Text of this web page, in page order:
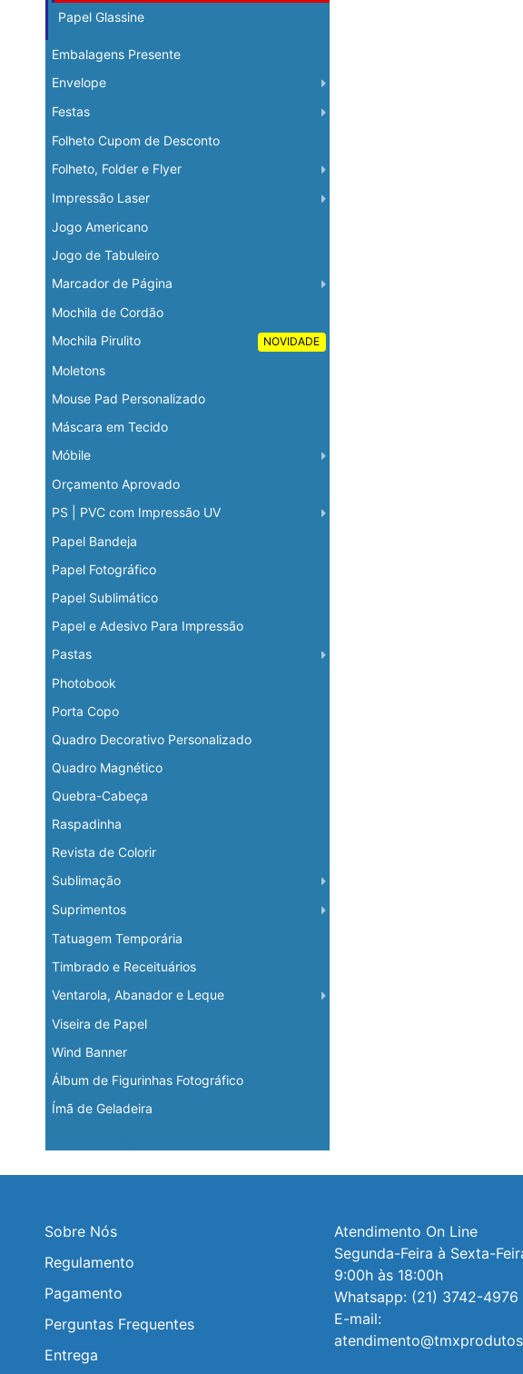
Papel Glassine
Embalagens Presente
Envelope
Festas
Folheto Cupom de Desconto
Folheto, Folder e Flyer
Impressão Laser
Jogo Americano
Jogo de Tabuleiro
Marcador de Página
Mochila de Cordão
NOVIDADE
Mochila Pirulito
Moletons
Mouse Pad Personalizado
Máscara em Tecido
Móbile
Orçamento Aprovado
PS | PVC com Impressão UV
Papel Bandeja
Papel Fotográfico
Papel Sublimático
Papel e Adesivo Para Impressão
Pastas
Photobook
Porta Copo
Quadro Decorativo Personalizado
Quadro Magnético
Quebra-Cabeça
Raspadinha
Revista de Colorir
Sublimação
Suprimentos
Tatuagem Temporária
Timbrado e Receituários
Ventarola, Abanador e Leque
Viseira de Papel
Wind Banner
Álbum de Figurinhas Fotográfico
Ímã de Geladeira
Sobre Nós
Regulamento
Pagamento
Perguntas Frequentes
Entrega
Atendimento On Line
Segunda-Feira à Sexta-
9:00h às 18:00h
Whatsapp: (21) 3742-4976
E-mail: